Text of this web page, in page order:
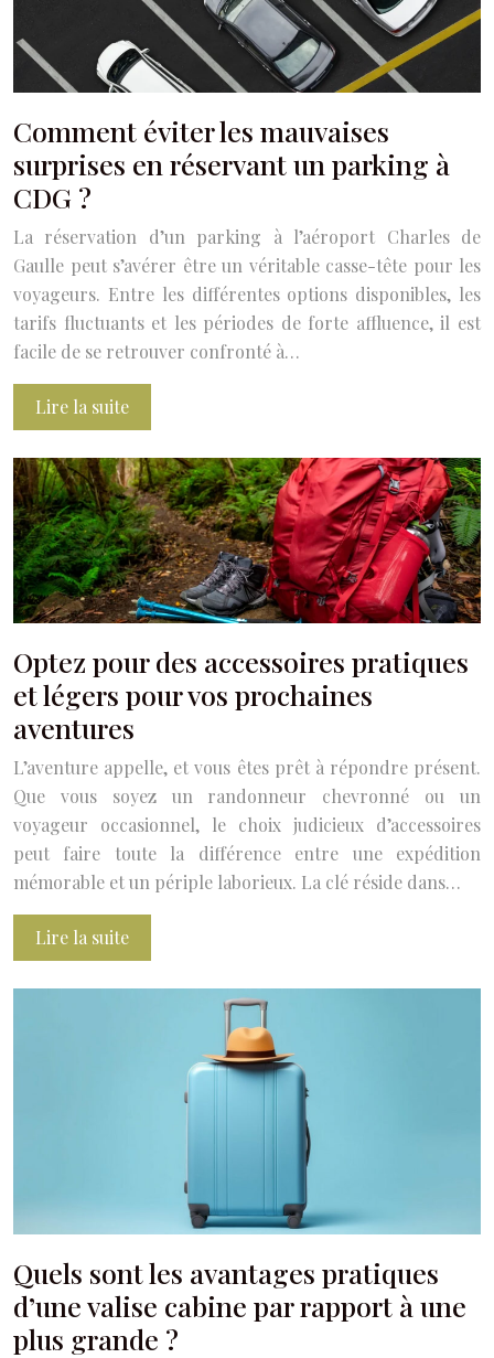
Comment éviter les mauvaises
surprises en réservant un parking à
CDG ?
La réservation d’un parking à l’aéroport Charles de
Gaulle peut s’avérer être un véritable casse-tête pour les
voyageurs. Entre les différentes options disponibles, les
tarifs fluctuants et les périodes de forte affluence, il est
facile de se retrouver confronté à…
Lire la suite
Optez pour des accessoires pratiques
et légers pour vos prochaines
aventures
L’aventure appelle, et vous êtes prêt à répondre présent.
Que vous soyez un randonneur chevronné ou un
voyageur occasionnel, le choix judicieux d’accessoires
peut faire toute la différence entre une expédition
mémorable et un périple laborieux. La clé réside dans…
Lire la suite
Quels sont les avantages pratiques
d’une valise cabine par rapport à une
plus grande ?